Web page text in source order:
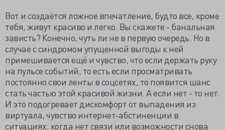
Вот и создаётся ложное впечатление, будто все, кроме
тебя, живут красиво и легко. Вы скажете - банальная
зависть? Конечно, чуть ли не в первую очередь. Но в
случае с синдромом упущенной выгоды к ней
примешивается ещё и чувство, что если держать руку
на пульсе событий, то есть если просматривать
постоянно свои ленты в соцсетях, то появится шанс
стать частью этой красивой жизни. А если нет - то нет.
И это подогревает дискомфорт от выпадения из
виртуала, чувство интернет-абстиненции в
ситуациях, когда нет связи или возможности снова